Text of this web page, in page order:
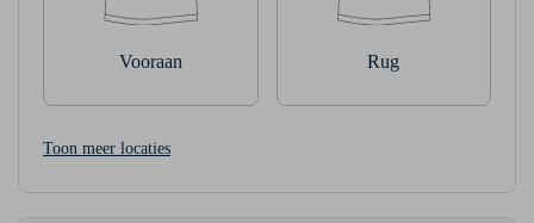
Vooraan Rug
Toon meer locaties